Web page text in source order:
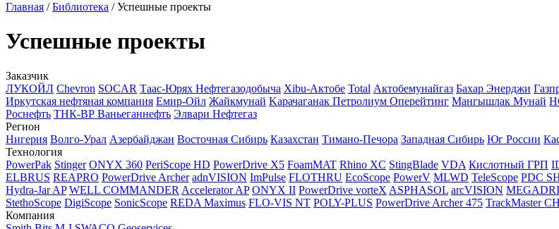
Главная /Библиотека /Успешные проекты
Успешные проекты
Заказчик
ЛУКОЙЛ Chevron SOCAR Таас-Юрях Нефтегазодобыча Xibu-Актобе Total Актобемунайгаз Бахар Энерджи
Иркутская нефтяная компания Емир-Ойл Жайкмунай Kарачаганак Петролиум Оперейтинг Мангышлак Мунай
Роснефть ТНК-ВР Ваньеганнефть Элвари Нефтегаз
Регион
Нигерия Волго-Урал Азербайджан Восточная Сибирь Казахстан Тимано-Печора Западная Сибирь Юг России
Технология
PowerPak Stinger ONYX 360 PeriScope HD PowerDrive X5 FoamMAT Rhino XC StingBlade VDA Кислотный ГРП
ELBRUS REAPRO PowerDrive Archer adnVISION ImPulse FLOTHRU EcoScope PowerV MLWD TeleScope PDC
Hydra-Jar AP WELL COMMANDER Accelerator AP ONYX II PowerDrive vorteX ASPHASOL arcVISION
StethoScope DigiScope SonicScope REDA Maximus FLO-VIS NT POLY-PLUS PowerDrive Archer 475 TrackMaster CH
Компания